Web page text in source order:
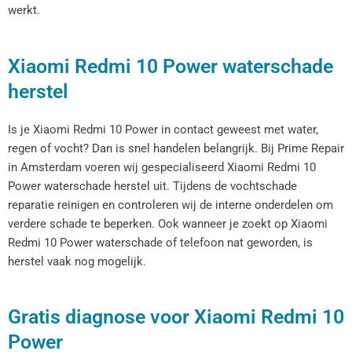
werkt.
Xiaomi Redmi 10 Power waterschade
herstel
Is je Xiaomi Redmi 10 Power in contact geweest met water,
regen of vocht? Dan is snel handelen belangrijk. Bij Prime Repair
in Amsterdam voeren wij gespecialiseerd Xiaomi Redmi 10
Power waterschade herstel uit. Tijdens de vochtschade
reparatie reinigen en controleren wij de interne onderdelen om
verdere schade te beperken. Ook wanneer je zoekt op Xiaomi
Redmi 10 Power waterschade of telefoon nat geworden, is
herstel vaak nog mogelijk.
Gratis diagnose voor Xiaomi Redmi 10
Power